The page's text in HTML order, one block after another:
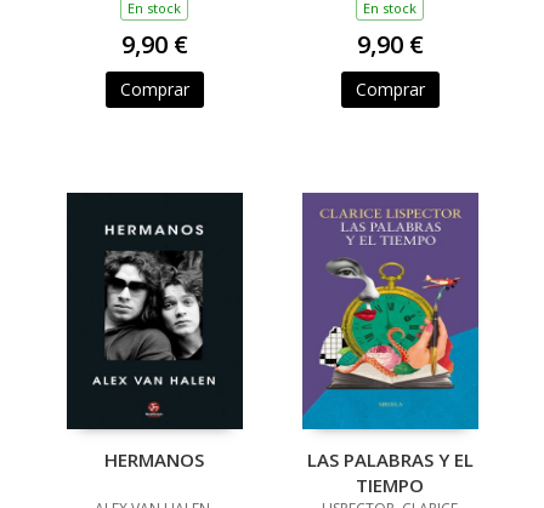
CACA
En stock
9,90 €
Comprar
HACES CACA
En stock
9,90 €
Comprar
HERMANOS
LAS PALABRAS Y EL
TIEMPO